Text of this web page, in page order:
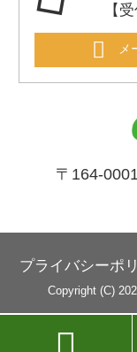
【
メ
〒164-
プライバシーポ
Copyright (C)